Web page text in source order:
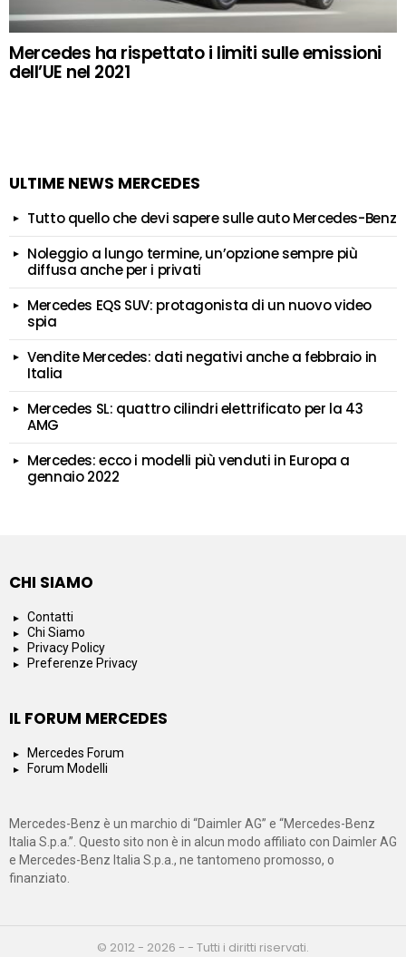
Mercedes ha rispettato i limiti sulle emissioni
dell’UE nel 2021
ULTIME NEWS MERCEDES
Tutto quello che devi sapere sulle auto Mercedes-Benz
Noleggio a lungo termine, un’opzione sempre più
diffusa anche per i privati
Mercedes EQS SUV: protagonista di un nuovo video
spia
Vendite Mercedes: dati negativi anche a febbraio in
Italia
Mercedes SL: quattro cilindri elettrificato per la 43
AMG
Mercedes: ecco i modelli più venduti in Europa a
gennaio 2022
CHI SIAMO
Contatti
Chi Siamo
Privacy Policy
Preferenze Privacy
IL FORUM MERCEDES
Mercedes Forum
Forum Modelli
Mercedes-Benz è un marchio di “Daimler AG” e “Mercedes-Benz
Italia S.p.a.”. Questo sito non è in alcun modo affiliato con Daimler AG
e Mercedes-Benz Italia S.p.a., ne tantomeno promosso, o
finanziato.
© 2012 - 2026 - - Tutti i diritti riservati.